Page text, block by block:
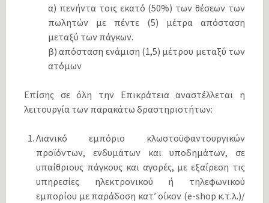
α) πενήντα τοις εκατό (50%) των θέσεων των
πωλητών με πέντε (5) μέτρα απόσταση
μεταξύ των πάγκων.
β) απόσταση ενάμιση (1,5) μέτρου μεταξύ των
ατόμων
Επίσης σε όλη την Επικράτεια αναστέλλεται η
λειτουργία των παρακάτω δραστηριοτήτων:
Λιανικό εμπόριο κλωστοϋφαντουργικών
προϊόντων, ενδυμάτων και υποδημάτων, σε
υπαίθριους πάγκους και αγορές, με εξαίρεση τις
υπηρεσίες ηλεκτρονικού ή τηλεφωνικού
εμπορίου με παράδοση κατ’ οίκον (e-shop κ.τ.λ.)/